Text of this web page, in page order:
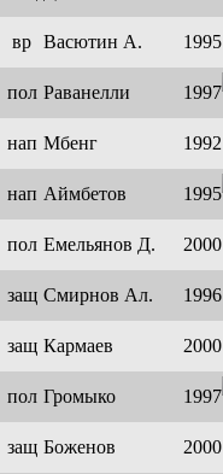
вр Васютин А. 1995
пол Раванелли 1997
нап Мбенг 1992
нап Аймбетов 1995
пол Емельянов Д. 2000
защ Смирнов Ал. 1996
защ Кармаев 2000
пол Громыко 1997
защ Боженов 2000